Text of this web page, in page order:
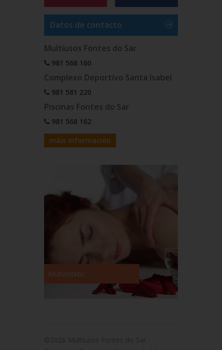
Datos de contacto
Multiusos Fontes do Sar
981 568 160
Complexo Deportivo Santa Isabel
981 581 220
Piscinas Fontes do Sar
981 568 162
máis información
Multiestetic